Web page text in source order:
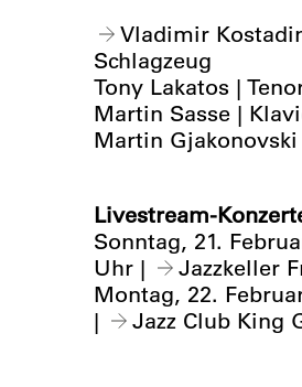
Vladimir
Schlagzeug
Tony Lakatos |
Martin Sasse |
Martin
Livestream-
Sonntag, 21.
Uhr |
Jazzkeller
Montag, 22.
|
Jazz Club King